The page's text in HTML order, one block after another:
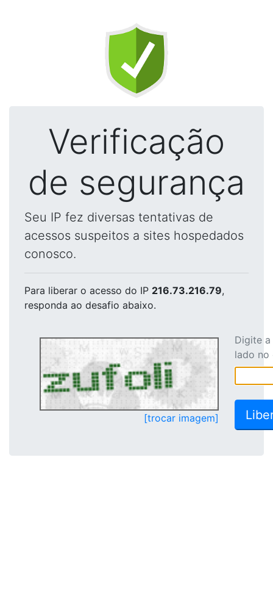
Verificação
de segurança
Seu IP fez diversas tentativas de
acessos suspeitos a sites hospedados
conosco.
Para liberar o acesso do IP 216.73.216.79,
responda ao desafio abaixo.
[trocar imagem]
Digite
lado no